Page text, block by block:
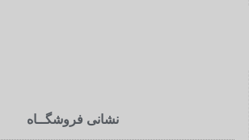
نشانی فروشگــاه